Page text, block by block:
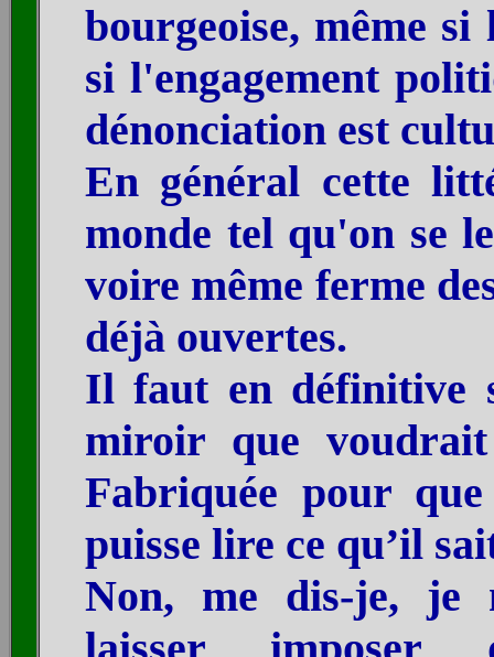
bourgeoise, même
si l'engagement
dénonciation est
En général cette
monde tel qu'on se
voire même ferme
déjà ouvertes.
Il faut en définitive
miroir que
Fabriquée pour
puisse lire ce qu’il
Non, me dis-je, je